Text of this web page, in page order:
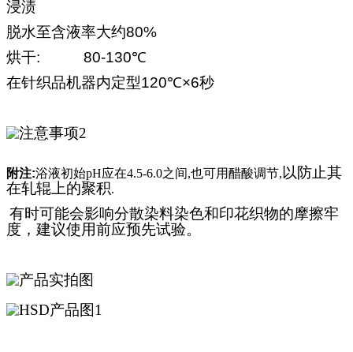
浸渍
脱水至含液率大约80%
烘干: 80-130℃
在针织品机器内定型120℃×6秒
附注:浴液初始pH应在4.5-6.0之间,也可用醋酸调节, 以防止其
在轧辊 上的聚积.
有时可能会影响分散染料染色和印花织物的摩擦牢
度，建议使用前应预先试验。